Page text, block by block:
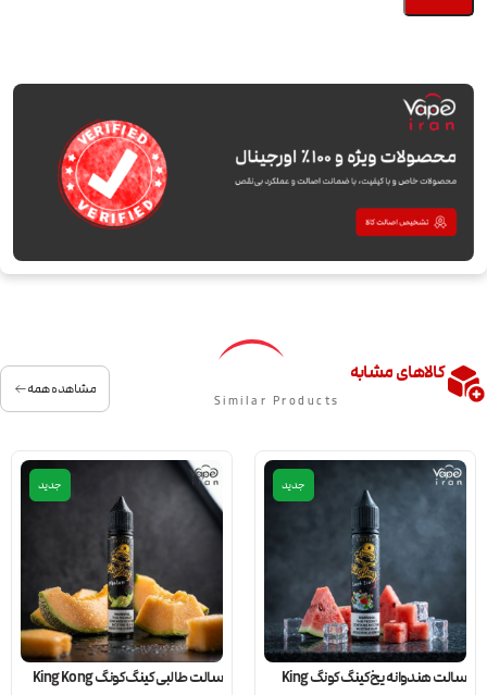
کالاهای مشابه
Similar Products
مشاهده همه
جدید
سالت هندوانه یخ کینگ کونگ King
جدید
سالت طالبی کینگ کونگ King Kong